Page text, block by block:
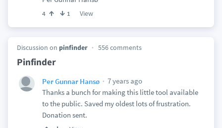
4 1 View
Discussion on pinfinder 556 comments
Pinfinder
Per Gunnar Hansø
7 years ago
Thanks a bunch for making this little tool available
to the public. Saved my oldest lots of frustration.
Donation sent.